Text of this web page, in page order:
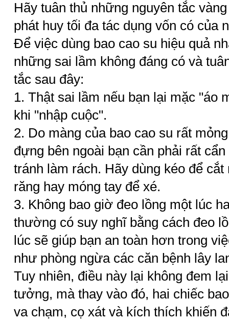
Hãy tuân thủ những nguyên tắc
phát huy tối đa tác dụng vốn có của
Để việc dùng bao cao su hiệu quả
những sai lầm không đáng có và
tắc sau đây:
1. Thật sai lầm nếu bạn lại mặc "áo
khi "nhập cuộc".
2. Do màng của bao cao su rất
đựng bên ngoài bạn cần phải rất
tránh làm rách. Hãy dùng kéo để
răng hay móng tay để xé.
3. Không bao giờ đeo lồng một lúc
thường có suy nghĩ bằng cách đeo
lúc sẽ giúp bạn an toàn hơn trong
như phòng ngừa các căn bệnh lây
Tuy nhiên, điều này lại không đem
tưởng, mà thay vào đó, hai chiếc
va chạm, cọ xát và kích thích khiến